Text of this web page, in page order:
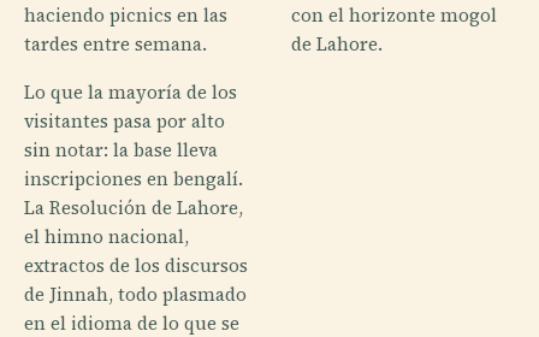
haciendo picnics en las
tardes entre semana.
Lo que la mayoría de los
visitantes pasa por alto
sin notar: la base lleva
inscripciones en bengalí.
La Resolución de Lahore,
el himno nacional,
extractos de los discursos
de Jinnah, todo plasmado
en el idioma de lo que se
con el horizonte mogol
de Lahore.